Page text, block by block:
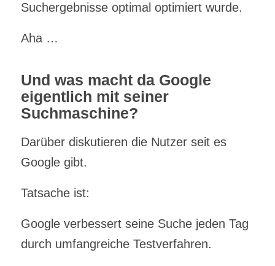
Suchergebnisse optimal optimiert wurde.
Aha …
Und was macht da Google
eigentlich mit seiner
Suchmaschine?
Darüber diskutieren die Nutzer seit es
Google gibt.
Tatsache ist:
Google verbessert seine Suche jeden Tag
durch umfangreiche Testverfahren.